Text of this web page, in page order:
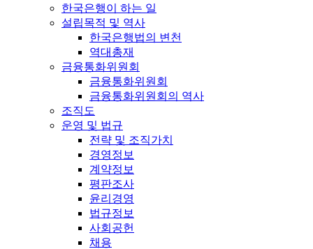
한국은행이 하는 일
설립목적 및 역사
한국은행법의 변천
역대총재
금융통화위원회
금융통화위원회
금융통화위원회의 역사
조직도
운영 및 법규
전략 및 조직가치
경영정보
계약정보
평판조사
윤리경영
법규정보
사회공헌
채용